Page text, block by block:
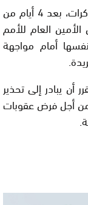
وتستمر البوليساريو في التواجد بمنطقة الكركرات، بعد 4 أيام من
العام للأمم
أمام مواجهة
يبادر إلى تحذير
أجل فرض عقوبات